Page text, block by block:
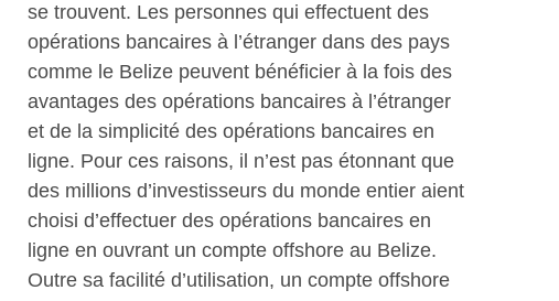
se trouvent. Les personnes qui effectuent des
opérations bancaires à l’étranger dans des pays
comme le Belize peuvent bénéficier à la fois des
avantages des opérations bancaires à l’étranger
et de la simplicité des opérations bancaires en
ligne. Pour ces raisons, il n’est pas étonnant que
des millions d’investisseurs du monde entier aient
choisi d’effectuer des opérations bancaires en
ligne en ouvrant un compte offshore au Belize.
Outre sa facilité d’utilisation, un compte offshore